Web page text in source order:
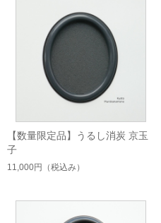
【数量限定品】うるし消炭 京玉
子
11,000円 （税込み）